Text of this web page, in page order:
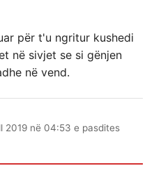
për t'u ngritur kushedi
në sivjet se si gënjen
në vend.
2019 në 04:53 e pasdites